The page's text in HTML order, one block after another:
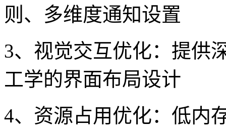
则、多维度通知设置
3、视觉交互优化：提供
工学的界面布局设计
4、资源占用优化：低内